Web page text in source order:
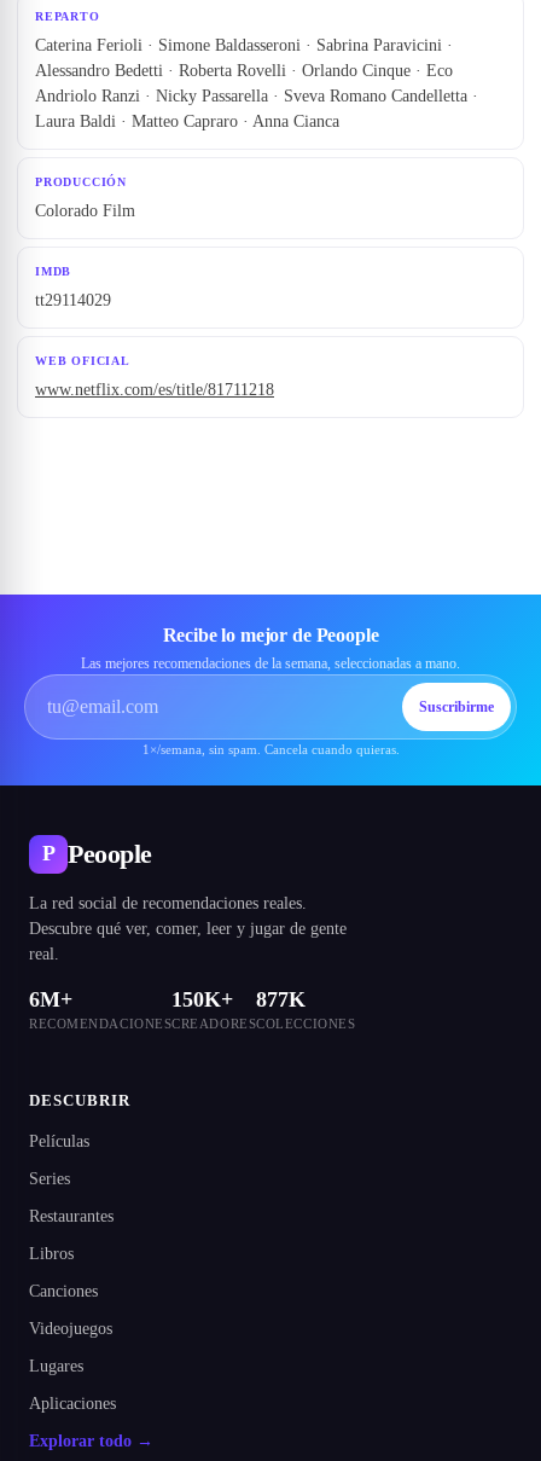
REPARTO
Caterina Ferioli · Simone Baldasseroni · Sabrina Paravicini ·
Alessandro Bedetti · Roberta Rovelli · Orlando Cinque · Eco
Andriolo Ranzi · Nicky Passarella · Sveva Romano Candelletta ·
Laura Baldi · Matteo Capraro · Anna Cianca
PRODUCCIÓN
Colorado Film
IMDB
tt29114029
WEB OFICIAL
www.netflix.com/es/title/81711218
Recibe lo mejor de Peoople
Las mejores recomendaciones de la semana, seleccionadas a mano.
Suscribirme
1×/semana, sin spam. Cancela cuando quieras.
P Peoople
La red social de recomendaciones reales.
Descubre qué ver, comer, leer y jugar de gente
real.
6M+
RECOMENDACIONES
150K+
CREADORES
877K
COLECCIONES
DESCUBRIR
Películas
Series
Restaurantes
Libros
Canciones
Videojuegos
Lugares
Aplicaciones
Explorar todo →